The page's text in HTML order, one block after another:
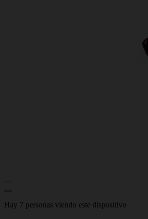
Hay 7 personas viendo este dispositivo